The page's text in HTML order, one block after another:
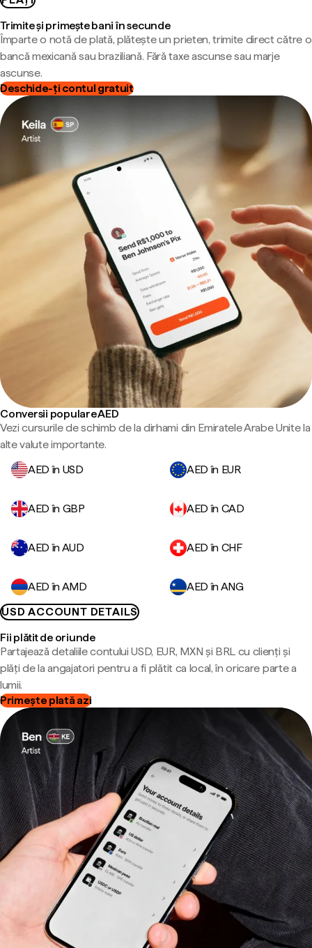
Trimite și primește bani în secunde
Împarte o notă de plată, plătește un prieten, trimite direct către o
bancă mexicană sau braziliană. Fără taxe ascunse sau marje
ascunse.
Deschide-ți contul gratuit
Conversii populare AED
Vezi cursurile de schimb de la dirhami din Emiratele Arabe Unite la
alte valute importante.
AED în USD
AED în EUR
AED în GBP AED în CAD
AED în AUD AED în CHF
AED în AMD
AED în ANG
USD ACCOUNT DETAILS
Fii plătit de oriunde
Partajează detaliile contului USD, EUR, MXN și BRL cu clienți și
plăți de la angajatori pentru a fi plătit ca local, în oricare parte a
lumii.
Primește plată azi